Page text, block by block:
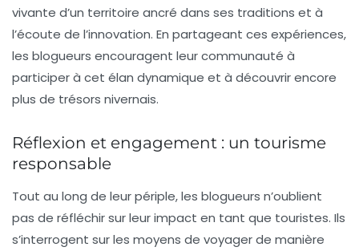
vivante d’un territoire ancré dans ses traditions et à
l’écoute de l’innovation. En partageant ces expériences,
les blogueurs encouragent leur communauté à
participer à cet élan dynamique et à découvrir encore
plus de trésors nivernais.
Réflexion et engagement : un tourisme
responsable
Tout au long de leur périple, les blogueurs n’oublient
pas de réfléchir sur leur impact en tant que touristes. Ils
s’interrogent sur les moyens de voyager de manière